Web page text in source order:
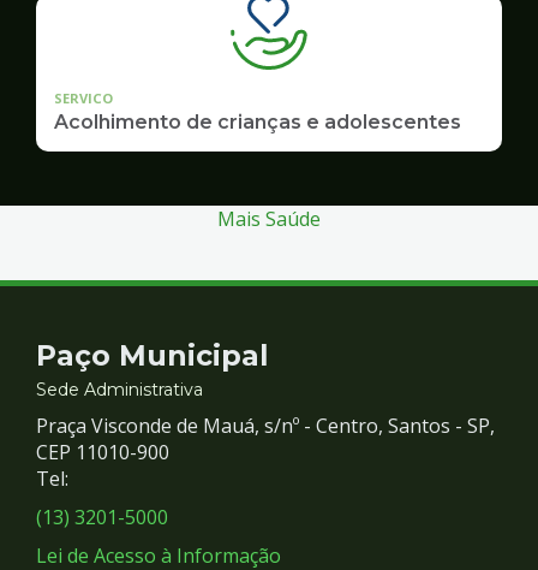
SERVICO
Acolhimento de crianças e adolescentes
Mais Saúde
Contato
e
Redes
Sociais
Paço Municipal
Sede Administrativa
Praça Visconde de Mauá, s/nº - Centro, Santos - SP,
CEP 11010-900
Tel:
(13) 3201-5000
Lei de Acesso à Informação